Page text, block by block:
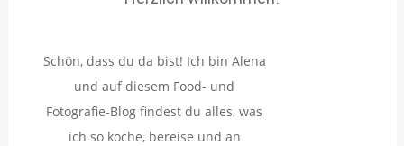
Schön, dass du da bist! Ich bin Alena
und auf diesem Food- und
Fotografie-Blog findest du alles, was
ich so koche, bereise und an